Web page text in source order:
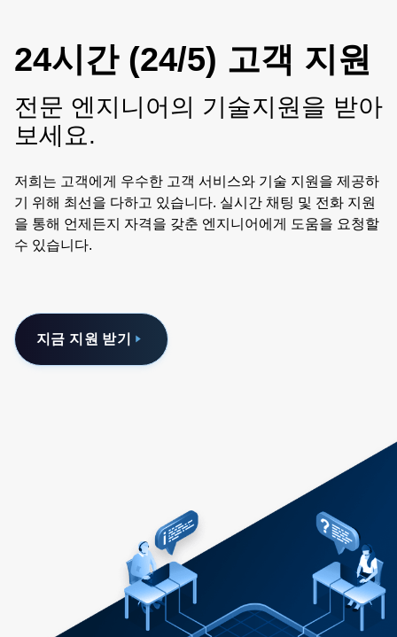
24시간 (24/5) 고객 지원
전문 엔지니어의 기술지원을 받아
보세요.
저희는 고객에게 우수한 고객 서비스와 기술 지원을 제공하
기 위해 최선을 다하고 있습니다. 실시간 채팅 및 전화 지원
을 통해 언제든지 자격을 갖춘 엔지니어에게 도움을 요청할
수 있습니다.
지금 지원 받기